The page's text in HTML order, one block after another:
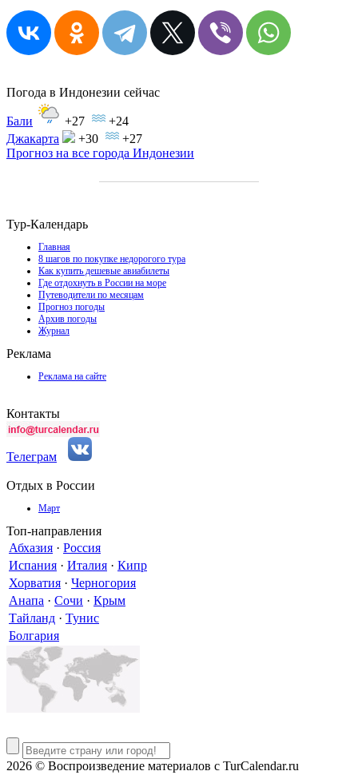
Погода в Индонезии сейчас
Бали +27
+24
Джакарта
+30
+27
Прогноз на все города Индонезии
Тур-Календарь
Главная
8 шагов по покупке недорогого тура
Как купить дешевые авиабилеты
Где отдохнуть в России на море
Путеводители по месяцам
Прогноз погоды
Архив погоды
Журнал
Реклама
Реклама на сайте
Контакты
Телеграм
Отдых в России
Март
Топ-направления
Абхазия · Россия
Испания · Италия · Кипр
Хорватия · Черногория
Анапа · Сочи · Крым
Тайланд · Тунис
Болгария
2026 © Воспроизведение материалов c TurCalendar.ru